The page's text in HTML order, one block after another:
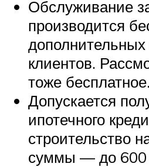
Обслуживание
производится
клиентов.
тоже бесплатное.
Допускается
ипотечного
строительство
суммы — до 600